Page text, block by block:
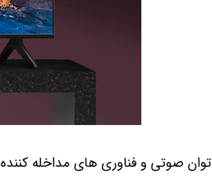
توان صوتی و فناوری های مداخله کننده